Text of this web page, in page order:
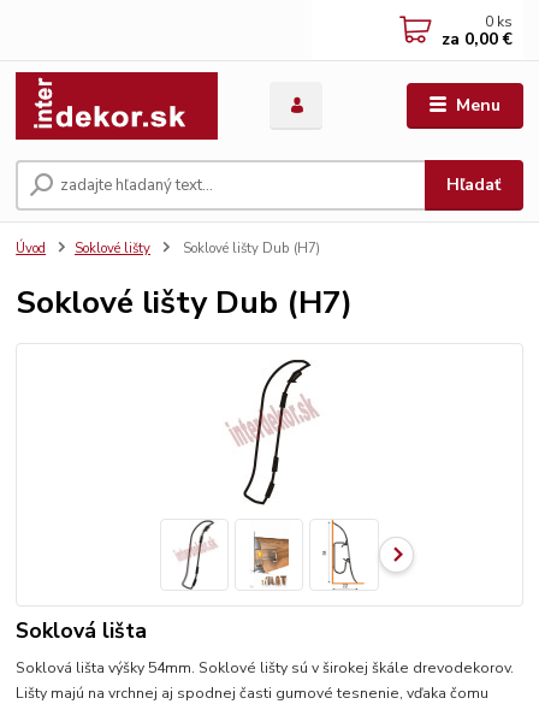
Menu
Hľadať
0 ks
za 0,00 €
Úvod Soklové lišty Soklové lišty Dub (H7)
Soklové lišty Dub (H7)
Soklová lišta
Soklová lišta výšky 54mm. Soklové lišty sú v širokej škále drevodekorov.
Lišty majú na vrchnej aj spodnej časti gumové tesnenie, vďaka čomu